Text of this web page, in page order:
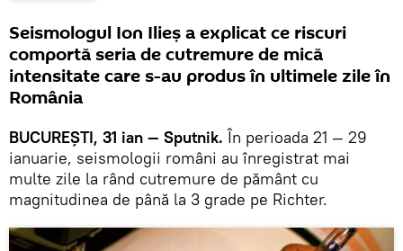
Seismologul Ion Ilieș a explicat ce riscuri
comportă seria de cutremure de mică
intensitate care s-au produs în ultimele zile în
România
BUCUREȘTI, 31 ian — Sputnik. În perioada 21 — 29
ianuarie, seismologii români au înregistrat mai
multe zile la rând cutremure de pământ cu
magnitudinea de până la 3 grade pe Richter.